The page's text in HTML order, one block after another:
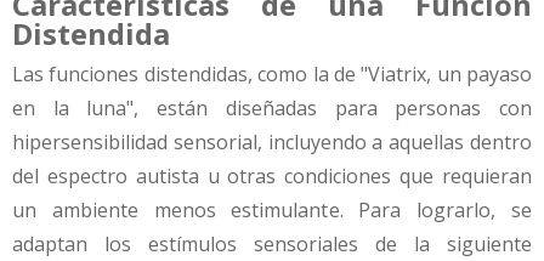
Distendida
Las funciones distendidas, como la de "Viatrix, un payaso
en la luna", están diseñadas para personas con
hipersensibilidad sensorial, incluyendo a aquellas dentro
del espectro autista u otras condiciones que requieran
un ambiente menos estimulante. Para lograrlo, se
adaptan los estímulos sensoriales de la siguiente